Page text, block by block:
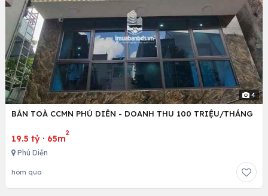
4
BÁN TOÀ CCMN PHÚ DIỄN - DOANH THU 100 TRIỆU/THÁNG
19.5 tỷ · 65m
2
Phú Diễn
hôm qua